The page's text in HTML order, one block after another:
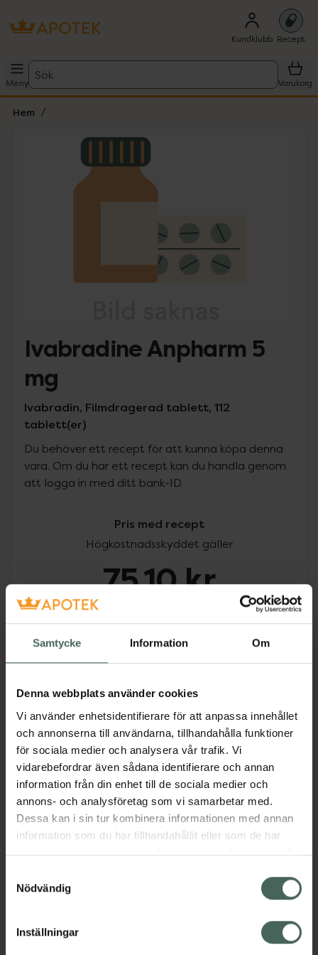
Samtycke Information Om
Denna webbplats använder cookies
Vi använder enhetsidentifierare för att anpassa innehållet
och annonserna till användarna, tillhandahålla funktioner
för sociala medier och analysera vår trafik. Vi
vidarebefordrar även sådana identifierare och annan
information från din enhet till de sociala medier och
annons- och analysföretag som vi samarbetar med.
Dessa kan i sin tur kombinera informationen med annan
information som du har tillhandahållit eller som de har
samlat in när du har använt deras tjänster. Samtycke till
återkalla ditt samtycke via webbplatsens
cookieinställningar. Ett återkallat samtycke påverkar inte
lagligheten av behandling som skett innan återkallelsen.
Nödvändig
Inställningar
Kundklubb Recept
Meny
Sök
Varukorg
Hem
Lista: . Innehåller 1 objekt.
Ivabradine Anpharm 5
mg
Ivabradin, Filmdragerad tablett, 112
tablett(er)
Du behöver ett recept för att kunna köpa denna
vara. Om du har ett recept kan du handla genom
att logga in med ditt bank-ID.
Pris med recept
Högkostnadsskyddet gäller
75,10 kr
Köp via ditt recept
Aktuella erbjudanden
Beskrivning Dölj
Läs alltid bipacksedeln innan
användning.
EAN:05714191001856
Bipacksedel från FASS Visa